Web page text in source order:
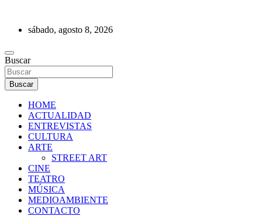
contenidosábado, agosto 8, 2026
REVISTA DE PRENSA
Buscar
Buscar
HOME
ACTUALIDAD
ENTREVISTAS
CULTURA
ARTE
STREET ART
CINE
TEATRO
MÚSICA
MEDIOAMBIENTE
CONTACTO